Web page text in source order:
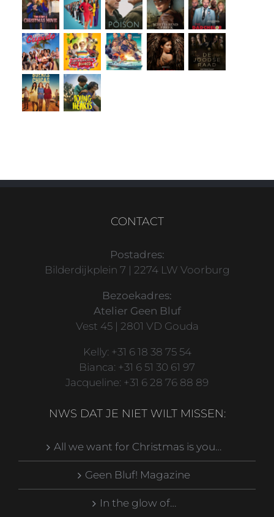
CONTACT
Postadres:
Bilderdijkplein 7 | 2274 LW Voorburg
Bezoekadres:
Atelier Geen Bluf
Vest 45 | 2801 VD Gouda
Kelly: +31 6 18 38 75 54
Bianca: +31 6 51 30 61 97
Jacqueline: +31 6 28 76 88 89
NWS DAT JE NIET WILT MISSEN:
All we want for Christmas is you…
Geen Bluf! Magazine
In the glow of…